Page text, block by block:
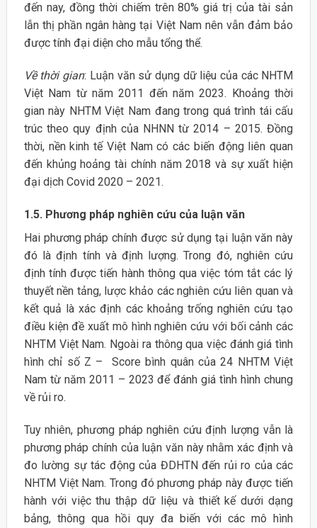
đến nay, đồng thời chiếm trên 80% giá trị của tài sản
lẫn thị phần ngân hàng tại Việt Nam nên vẫn đảm bảo
được tính đại diện cho mẫu tổng thể.
Về thời gian: Luận văn sử dụng dữ liệu của các NHTM
Việt Nam từ năm 2011 đến năm 2023. Khoảng thời
gian này NHTM Việt Nam đang trong quá trình tái cấu
trúc theo quy định của NHNN từ 2014 – 2015. Đồng
thời, nền kinh tế Việt Nam có các biến động liên quan
đến khủng hoảng tài chính năm 2018 và sự xuất hiện
đại dịch Covid 2020 – 2021.
1.5. Phương pháp nghiên cứu của luận văn
Hai phương pháp chính được sử dụng tại luận văn này
đó là định tính và định lượng. Trong đó, nghiên cứu
định tính được tiến hành thông qua việc tóm tắt các lý
thuyết nền tảng, lược khảo các nghiên cứu liên quan và
kết quả là xác định các khoảng trống nghiên cứu tạo
điều kiện đề xuất mô hình nghiên cứu với bối cảnh các
NHTM Việt Nam. Ngoài ra thông qua việc đánh giá tình
hình chỉ số Z – Score bình quân của 24 NHTM Việt
Nam từ năm 2011 – 2023 để đánh giá tình hình chung
về rủi ro.
Tuy nhiên, phương pháp nghiên cứu định lượng vẫn là
phương pháp chính của luận văn này nhằm xác định và
đo lường sự tác động của ĐDHTN đến rủi ro của các
NHTM Việt Nam. Trong đó phương pháp này được tiến
hành với việc thu thập dữ liệu và thiết kế dưới dạng
bảng, thông qua hồi quy đa biến với các mô hình